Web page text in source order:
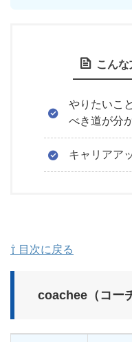
こん
やりたいこ
べき道が分
キャリアア
⇧ 目次に戻る
coachee（コー